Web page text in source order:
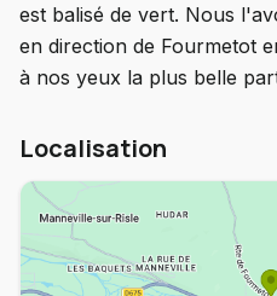
est balisé de vert. Nous
en direction de Fourmetot
à nos yeux la plus belle
Localisation